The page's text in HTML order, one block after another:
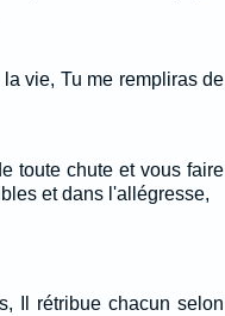
vie, Tu me rempliras de
toute chute et vous faire
et dans l'allégresse,
Il rétribue chacun selon